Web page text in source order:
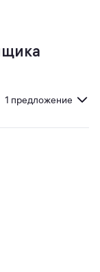
1 предложение